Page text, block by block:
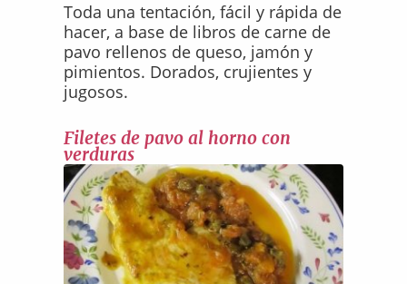
Toda una tentación, fácil y rápida de
hacer, a base de libros de carne de
pavo rellenos de queso, jamón y
pimientos. Dorados, crujientes y
jugosos.
Filetes de pavo al horno con
verduras